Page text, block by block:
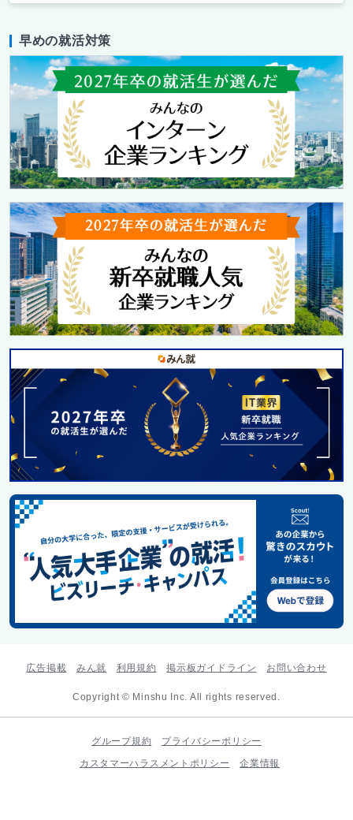
早めの就活対策
広告掲載 みん就 利用規約 掲示板ガイドライン お問い合わせ
Copyright © Minshu Inc. All rights reserved.
グループ規約
プライバシーポリシー
カスタマーハラスメントポリシー
企業情報